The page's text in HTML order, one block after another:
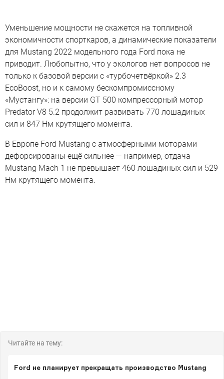
Уменьшение мощности не скажется на топливной
экономичности спорткаров, а динамические показатели
для Mustang 2022 модельного года Ford пока не
приводит. Любопытно, что у экологов нет вопросов не
только к базовой версии с «турбочетвёркой» 2.3
EcoBoost, но и к самому бескомпромиссному
«Мустангу»: на версии GT 500 компрессорный мотор
Predator V8 5.2 продолжит развивать 770 лошадиных
сил и 847 Нм крутящего момента.
В Европе Ford Mustang с атмосферными моторами
дефорсированы ещё сильнее — например, отдача
Mustang Mach 1 не превышает 460 лошадиных сил и 529
Нм крутящего момента.
Читайте на тему:
Ford не планирует прекращать производство Mustang